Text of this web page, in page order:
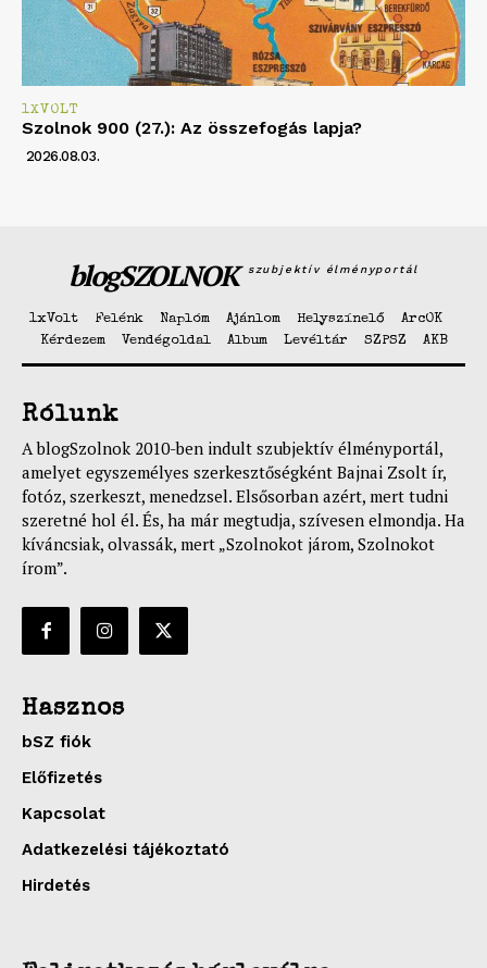
1XVOLT
Szolnok 900 (27.): Az összefogás lapja?
2026.08.03.
blogSZOLNOK szubjektív élményportál
1xVolt Felénk Naplóm Ajánlom Helyszínelő
ArcOK
Kérdezem
Vendégoldal Album Levéltár SZPSZ AKB
Rólunk
A blogSzolnok 2010-ben indult szubjektív élményportál,
amelyet egyszemélyes szerkesztőségként Bajnai Zsolt ír,
fotóz, szerkeszt, menedzsel. Elsősorban azért, mert tudni
szeretné hol él. És, ha már megtudja, szívesen elmondja. Ha
kíváncsiak, olvassák, mert „Szolnokot járom, Szolnokot
írom”.
Hasznos
bSZ fiók
Előfizetés
Kapcsolat
Adatkezelési tájékoztató
Hirdetés